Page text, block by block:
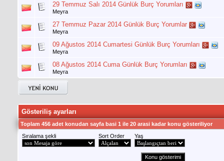
29 Temmuz Salı 2014 Günlük Burç Yorumları
Meyra
27 Temmuz Pazar 2014 Günlük Burç Yorumlar
Meyra
09 Ağustos 2014 Cumartesi Günlük Burç Yorumları
Meyra
08 Ağustos 2014 Cuma Günlük Burç Yorumları
Meyra
Gösteriliş ayarları
Toplam 456 adet konudan sayfa basi 1 ile 20 arasi kadar konu gösteriliyor
Sıralama şekli
Sort Order Yaş